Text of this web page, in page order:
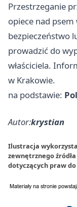
Przestrzeganie
opiece nad psem
bezpieczeństwo
prowadzić do
właściciela.
w Krakowie.
na podstawie:
Autor:krystian
Ilustracja
zewnętrznego
dotyczących praw